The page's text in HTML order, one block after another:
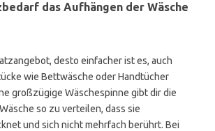
das Aufhängen der Wäsche
desto einfacher ist es, auch
wie Bettwäsche oder Handtücher
großzügige Wäschespinne gibt dir die
so zu verteilen, dass sie
und sich nicht mehrfach berührt. Bei